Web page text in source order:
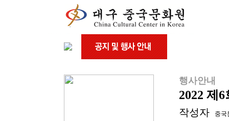
행사안내
2022 제
작성자 중국